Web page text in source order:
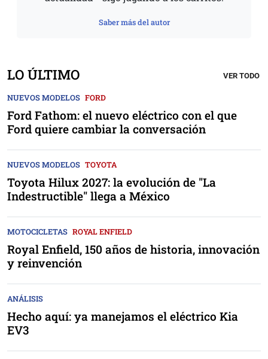
Saber más del autor
LO ÚLTIMO VER TODO
NUEVOS MODELOS FORD
Ford Fathom: el nuevo eléctrico con el que
Ford quiere cambiar la conversación
NUEVOS MODELOS TOYOTA
Toyota Hilux 2027: la evolución de "La
Indestructible" llega a México
MOTOCICLETAS ROYAL ENFIELD
Royal Enfield, 150 años de historia, innovación
y reinvención
ANÁLISIS
Hecho aquí: ya manejamos el eléctrico Kia
EV3